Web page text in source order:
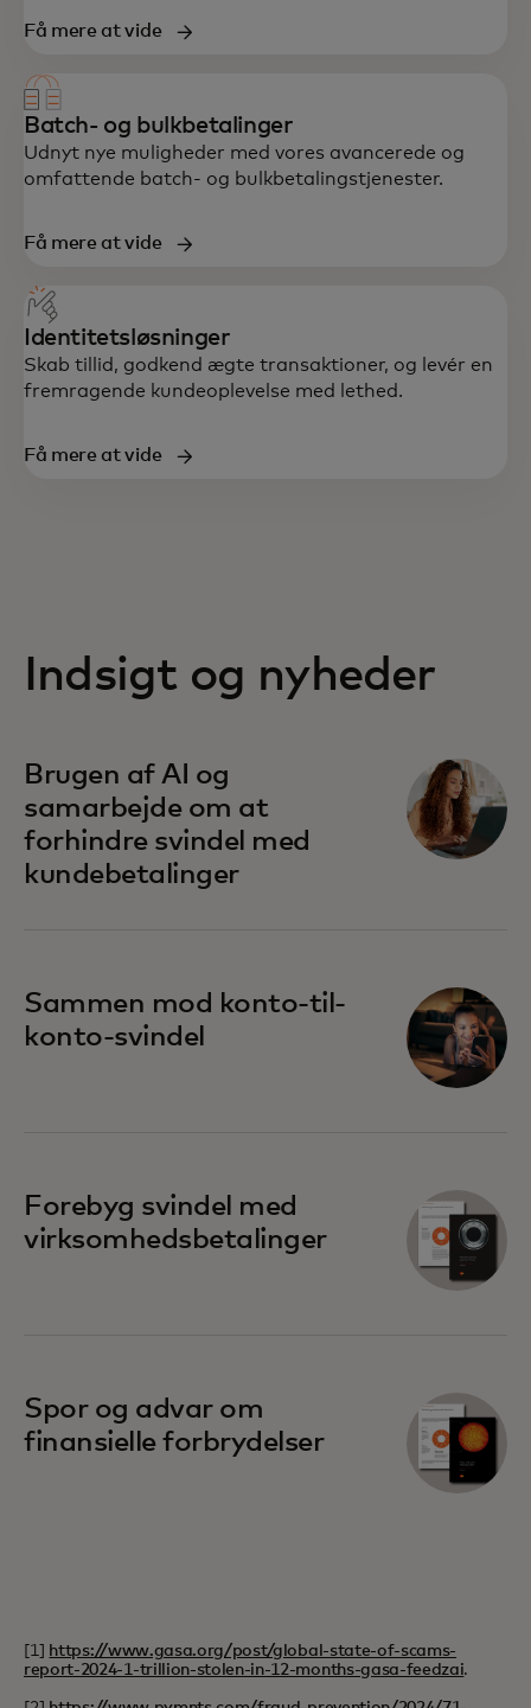
Få mere at vide
Batch- og bulkbetalinger
Udnyt nye muligheder med vores avancerede og
omfattende batch- og bulkbetalingstjenester.
Få mere at vide
Identitetsløsninger
Skab tillid, godkend ægte transaktioner, og levér en
fremragende kundeoplevelse med lethed.
Få mere at vide
Indsigt og nyheder
Brugen af AI og
samarbejde om at
forhindre svindel med
kundebetalinger
Sammen mod konto-til-
konto-svindel
Forebyg svindel med
virksomhedsbetalinger
Spor og advar om
finansielle forbrydelser
[1]
https://www.gasa.org/post/global-state-of-scams-
report-2024-1-trillion-stolen-in-12-months-gasa-feedzai.